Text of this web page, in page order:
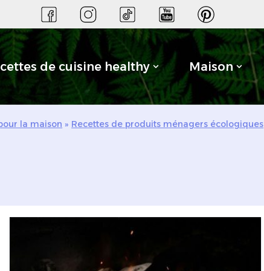
de cuisine healthy Maison
la maison » Recettes de produits ménagers écologiques